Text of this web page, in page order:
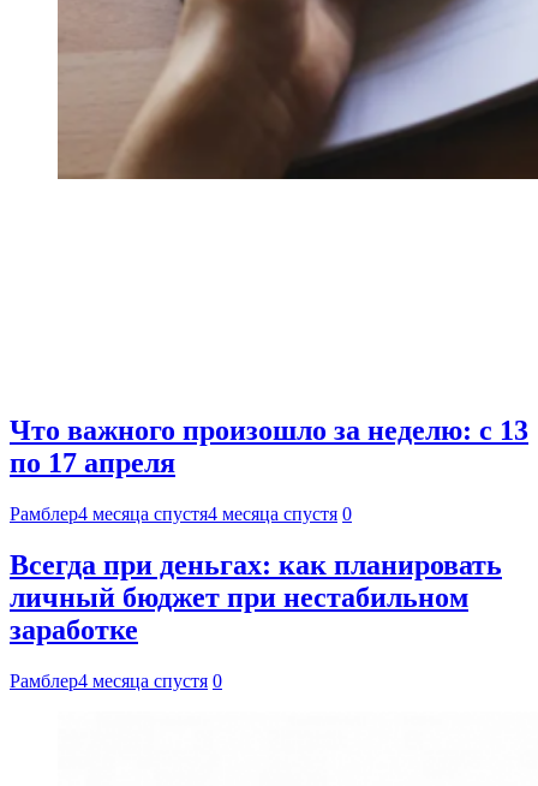
Что важного произошло за неделю: с 13
по 17 апреля
Рамблер4 месяца спустя4 месяца спустя 0
Всегда при деньгах: как планировать
личный бюджет при нестабильном
заработке
Рамблер4 месяца спустя 0